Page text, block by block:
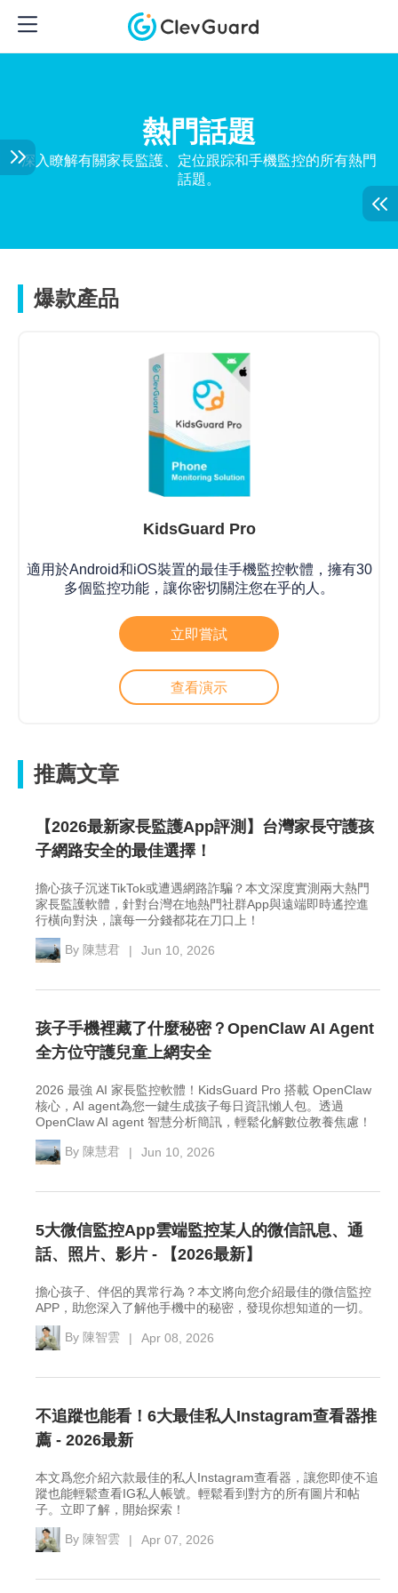
熱門話題
深入瞭解有關家長監護、定位跟踪和手機監控的所有熱門
話題。
爆款產品
KidsGuard Pro
適用於Android和iOS裝置的最佳手機監控軟體，擁有30
多個監控功能，讓你密切關注您在乎的人。
立即嘗試
查看演示
推薦文章
【2026最新家長監護App評測】台灣家長守護孩
子網路安全的最佳選擇！
擔心孩子沉迷TikTok或遭遇網路詐騙？本文深度實測兩大熱門
家長監護軟體，針對台灣在地熱門社群App與遠端即時遙控進
行橫向對決，讓每一分錢都花在刀口上！
By 陳慧君 | Jun 10, 2026
孩子手機裡藏了什麼秘密？OpenClaw AI Agent
全方位守護兒童上網安全
2026 最強 AI 家長監控軟體！KidsGuard Pro 搭載 OpenClaw
核心，AI agent為您一鍵生成孩子每日資訊懶人包。透過
OpenClaw AI agent 智慧分析簡訊，輕鬆化解數位教養焦慮！
By 陳慧君 | Jun 10, 2026
5大微信監控App雲端監控某人的微信訊息、通
話、照片、影片 - 【2026最新】
擔心孩子、伴侶的異常行為？本文將向您介紹最佳的微信監控
APP，助您深入了解他手機中的秘密，發現你想知道的一切。
By 陳智雲 | Apr 08, 2026
不追蹤也能看！6大最佳私人Instagram查看器推
薦 - 2026最新
本文爲您介紹六款最佳的私人Instagram查看器，讓您即使不追
蹤也能輕鬆查看IG私人帳號。輕鬆看到對方的所有圖片和帖
子。立即了解，開始探索！
By 陳智雲 | Apr 07, 2026